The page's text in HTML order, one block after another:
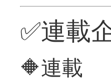
✅連載
🔶連載